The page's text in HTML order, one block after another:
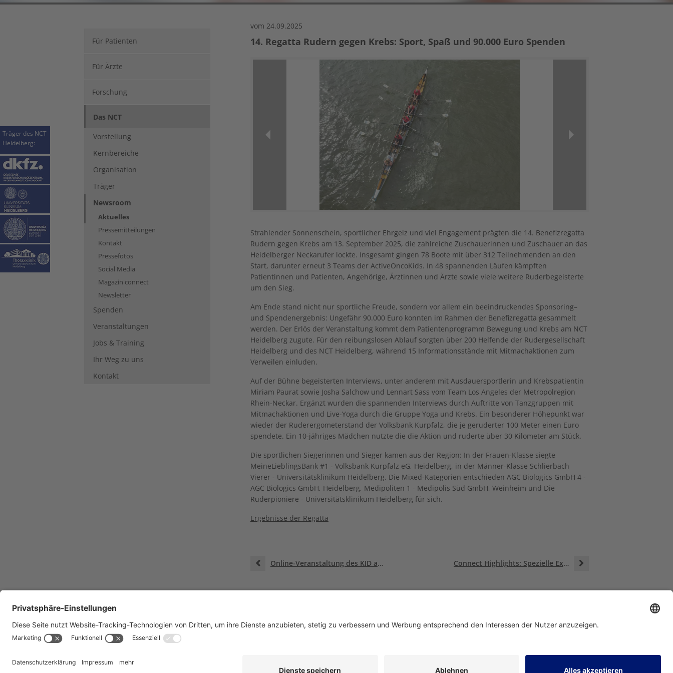
Für Patienten
Für Ärzte
Forschung
Das NCT
Vorstellung
Kernbereiche
Organisation
Träger
Newsroom
Aktuelles
Pressemitteilungen
Kontakt
Pressefotos
Social Media
Magazin connect
Newsletter
Spenden
Veranstaltungen
Jobs & Training
Ihr Weg zu uns
Kontakt
vom 24.09.2025
14. Regatta Rudern gegen Krebs: Sport, Spaß und 90.000 Euro Spenden
Previous Next
Strahlender Sonnenschein, sportlicher Ehrgeiz und viel Engagement prägten die 14. Benefizregatta
Rudern gegen Krebs am 13. September 2025, die zahlreiche Zuschauerinnen und Zuschauer an das
Heidelberger Neckarufer lockte. Insgesamt gingen 78 Boote mit über 312 Teilnehmenden an den
Start, darunter erneut 3 Teams der ActiveOncoKids. In 48 spannenden Läufen kämpften
Patientinnen und Patienten, Angehörige, Ärztinnen und Ärzte sowie viele weitere Ruderbegeisterte
um den Sieg.
Am Ende stand nicht nur sportliche Freude, sondern vor allem ein beeindruckendes Sponsoring–
und Spendenergebnis: Ungefähr 90.000 Euro konnten im Rahmen der Benefizregatta gesammelt
werden. Der Erlös der Veranstaltung kommt dem Patientenprogramm Bewegung und Krebs am NCT
Heidelberg zugute. Für den reibungslosen Ablauf sorgten über 200 Helfende der Rudergesellschaft
Heidelberg und des NCT Heidelberg, während 15 Informationsstände mit Mitmachaktionen zum
Verweilen einluden.
Auf der Bühne begeisterten Interviews, unter anderem mit Ausdauersportlerin und Krebspatientin
Miriam Paurat sowie Josha Salchow und Lennart Sass vom Team Los Angeles der Metropolregion
Rhein-Neckar. Ergänzt wurden die spannenden Interviews durch Auftritte von Tanzgruppen mit
Mitmachaktionen und Live-Yoga durch die Gruppe Yoga und Krebs. Ein besonderer Höhepunkt war
wieder der Ruderergometerstand der Volksbank Kurpfalz, die je geruderter 100 Meter einen Euro
spendete. Ein 10-jähriges Mädchen nutzte die die Aktion und ruderte über 30 Kilometer am Stück.
Die sportlichen Siegerinnen und Sieger kamen aus der Region: In der Frauen-Klasse siegte
MeineLieblingsBank #1 - Volksbank Kurpfalz eG, Heidelberg, in der Männer-Klasse Schlierbach
Vierer - Universitätsklinikum Heidelberg. Die Mixed-Kategorien entschieden AGC Biologics GmbH 4 -
AGC Biologics GmbH, Heidelberg, Medipoliten 1 - Medipolis Süd GmbH, Weinheim und Die
Ruderpioniere - Universitätsklinikum Heidelberg für sich.
Ergebnisse der Regatta
Online-Veranstaltung des KID am 9. Oktober: „Hospizarbeit und Palliativversorgung in der letzten Lebensphase“ Connect Highlights: Spezielle Expertise in der Pflege
Träger des NCT
Heidelberg:
FacebookInstagram